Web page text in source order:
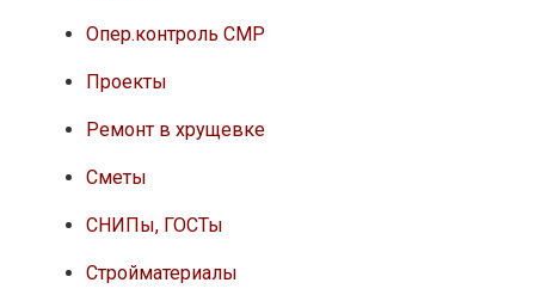
Опер.контроль СМР
Проекты
Ремонт в хрущевке
Сметы
СНИПы, ГОСТы
Стройматериалы